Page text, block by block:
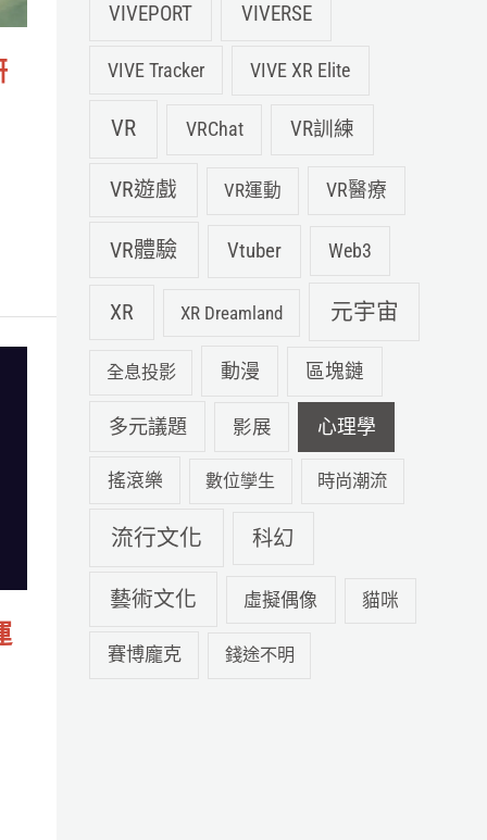
VIVEPORT VIVERSE
VIVE Tracker VIVE XR Elite
VR VRChat VR訓練
VR遊戲 VR運動 VR醫療
VR體驗 Vtuber Web3
XR XR Dreamland 元宇宙
全息投影 動漫 區塊鏈
多元議題 影展 心理學
搖滾樂 數位孿生 時尚潮流
流行文化 科幻
藝術文化 虛擬偶像 貓咪
賽博龐克 錢途不明